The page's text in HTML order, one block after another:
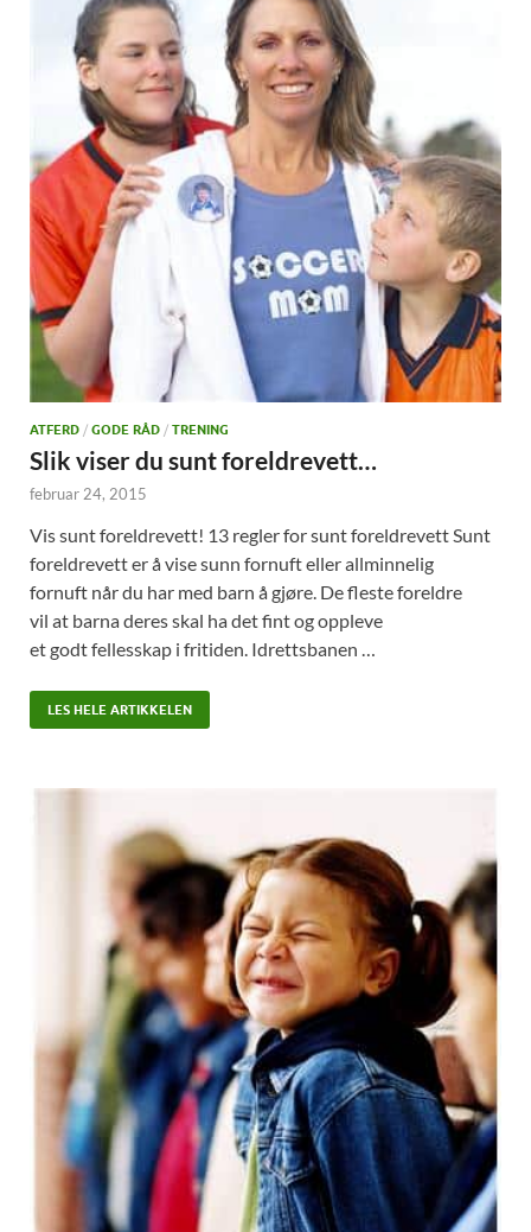
ATFERD / GODE RÅD / TRENING
Slik viser du sunt foreldrevett…
februar 24, 2015
Vis sunt foreldrevett! 13 regler for sunt foreldrevett Sunt
foreldrevett er å vise sunn fornuft eller allminnelig
fornuft når du har med barn å gjøre. De fleste foreldre
vil at barna deres skal ha det fint og oppleve
et godt fellesskap i fritiden. Idrettsbanen …
LES HELE ARTIKKELEN